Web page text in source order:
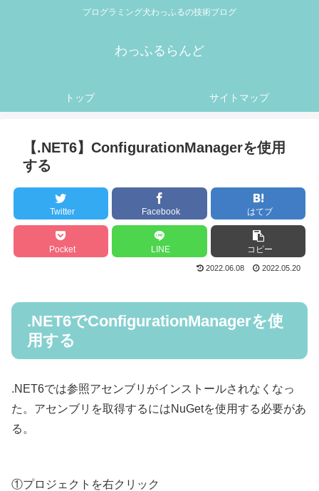
プログラミング犬わっふるの技術ブログ
わっふるらんど
トップ サイトマップ
【.NET6】ConfigurationManagerを使用
する
Twitter Facebook はてブ
Pocket LINE コピー
2022.06.08 2022.05.20
.NET6でConfigurationManagerを使
用する
.NET6では参照アセンブリがインストールされなくなっ
た。アセンブリを取得するにはNuGetを使用する必要があ
る。
①プロジェクトを右クリック